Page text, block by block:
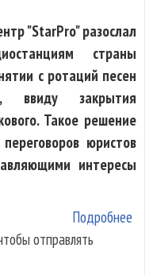
"StarPro" разослал
страны
с ротаций песен
ввиду закрытия
Такое решение
юристов
интересы
Подробнее
отправлять